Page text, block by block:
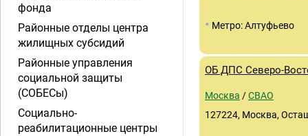
• Метро: Алтуфьево
ОБ ДПС Северо-
Москва /СВАО
127224, Москва,
фонда
Районные отделы центра
жилищных субсидий
Районные управления
социальной защиты
(СОБЕСы)
Социально-
реабилитационные центры